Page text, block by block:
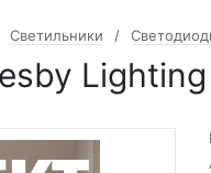
Светильники